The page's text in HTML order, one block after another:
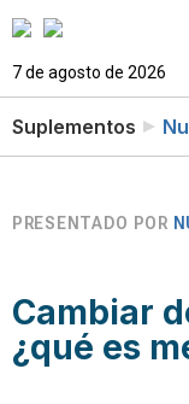
7 de agosto de 2026
Suplementos
PRESENTADO POR
Cambiar
¿qué es